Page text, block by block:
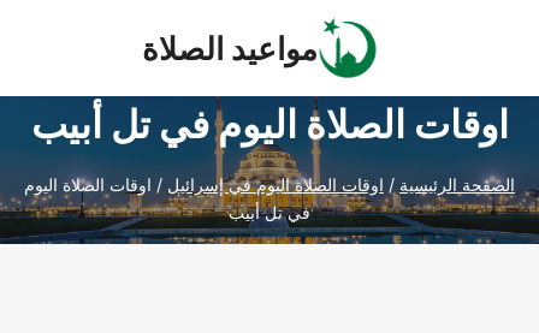
مواعيد الصلاة
اوقات الصلاة اليوم في تل أبيب
الصفحة الرئيسية / اوقات الصلاة اليوم في إسرائيل / اوقات الصلاة اليوم
في تل أبيب